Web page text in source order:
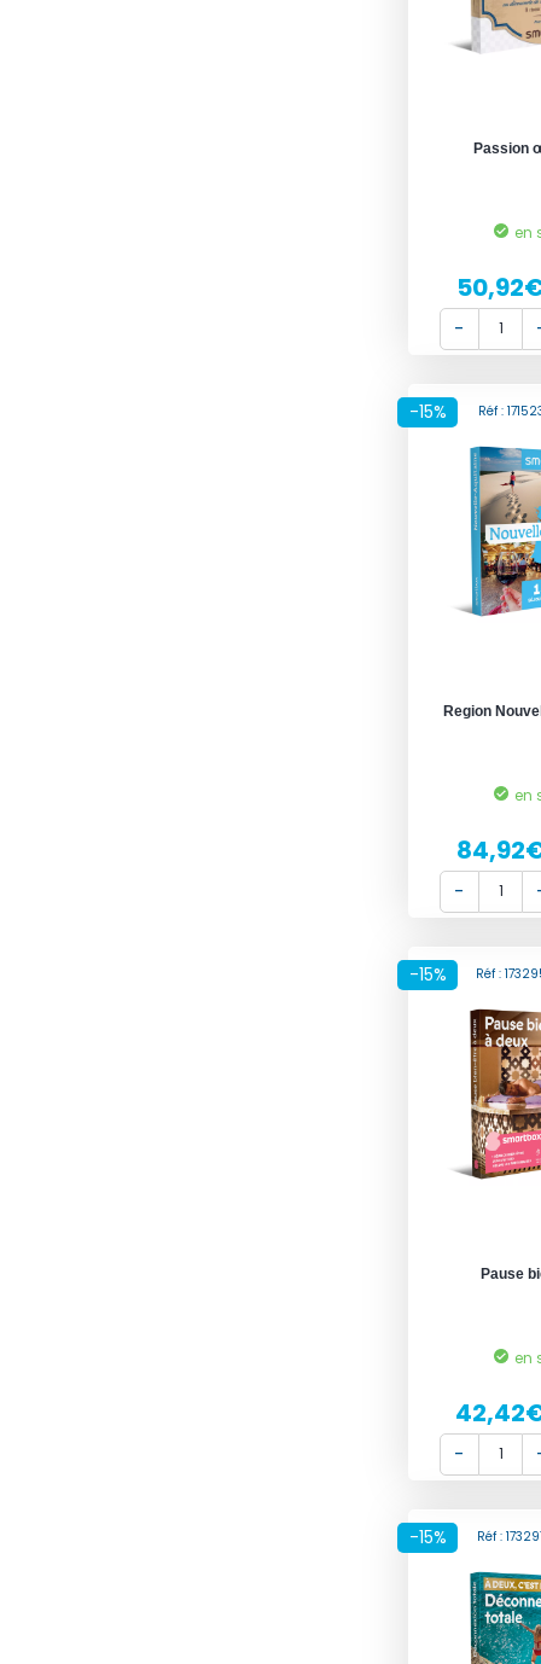
Passion
en
-15% Réf :
Region
en
-15% Réf :
Pause
en
-15% Réf :